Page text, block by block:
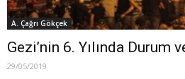
A. Çağrı Gökçek
Gezi’nin 6. Yılında Durum
29/05/2019